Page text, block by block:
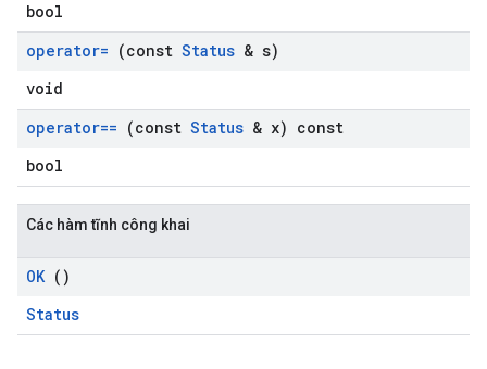
bool
operator= (const Status & s)
void
operator== (const Status & x) const
bool
Các hàm tĩnh công khai
OK()
Status